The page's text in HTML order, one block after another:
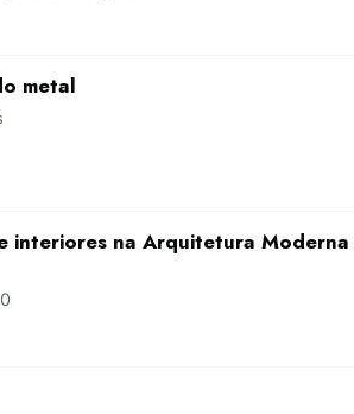
metal
interiores na Arquitetura Moderna